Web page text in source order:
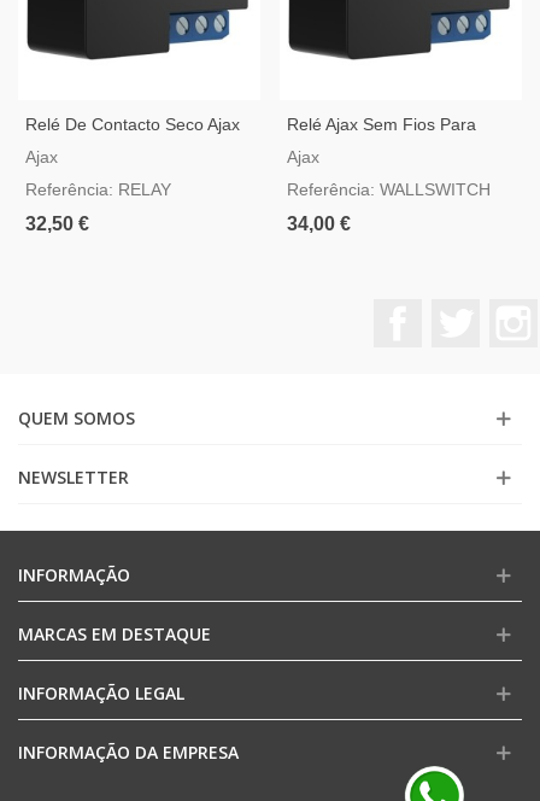
Relé De Contacto Seco Ajax
Sem Fios
Ajax
Referência: RELAY
32,50 €
Relé Ajax Sem Fios Para
Sistemas Electricos 110 A
Ajax
Referência: WALLSWITCH
34,00 €
QUEM SOMOS
NEWSLETTER
INFORMAÇÃO
MARCAS EM DESTAQUE
INFORMAÇÃO LEGAL
INFORMAÇÃO DA EMPRESA